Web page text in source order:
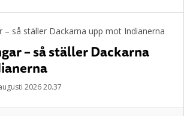
– så ställer Dackarna
2026 20.37